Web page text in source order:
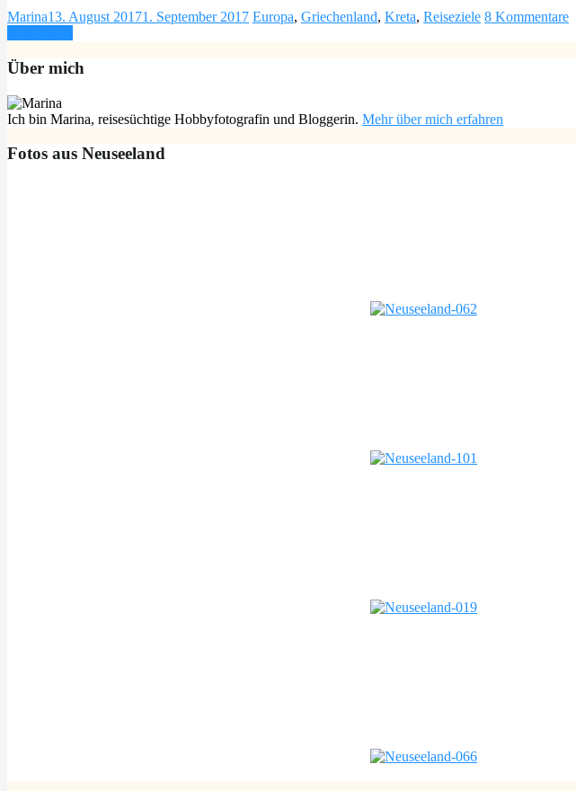
Marina13. August 20171. September 2017 Europa, Griechenland, Kreta, Reiseziele 8 Kommentare
Über mich
Ich bin Marina, reisesüchtige Hobbyfotografin und Bloggerin. Mehr über mich erfahren
Fotos aus Neuseeland